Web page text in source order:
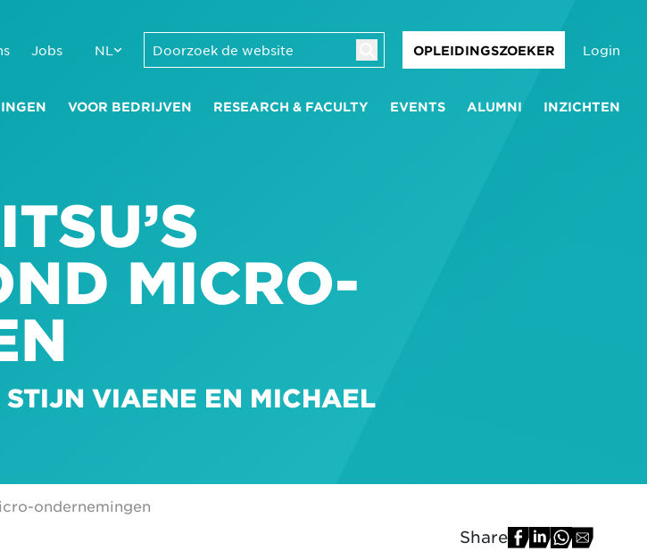
Jobs NL OPLEIDINGSZOEKER Login
VOOR BEDRIJVEN RESEARCH & FACULTY EVENTS ALUMNI INZICHTEN
MICRO-
VIAENE EN MICHAEL
ondernemingen
Share